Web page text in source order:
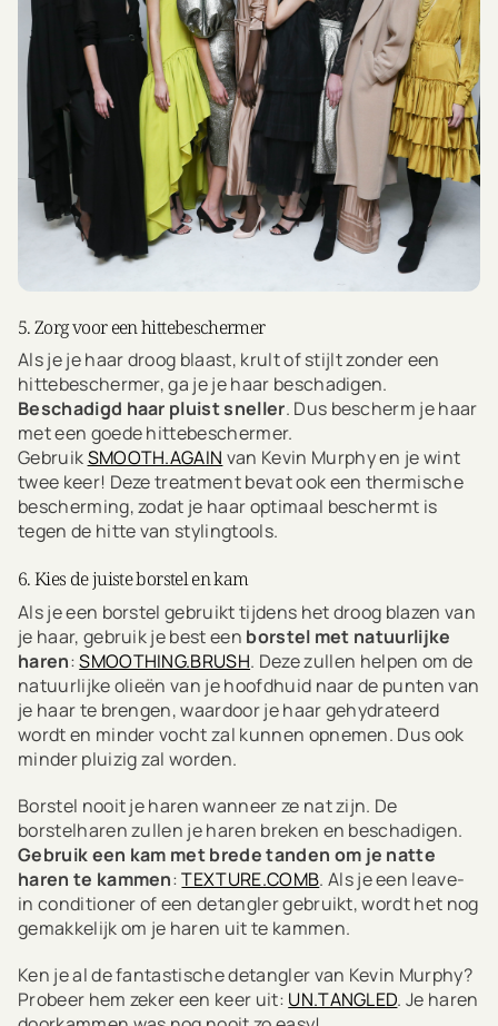
5. Zorg voor een hittebeschermer
Als je je haar droog blaast, krult of stijlt zonder een
hittebeschermer, ga je je haar beschadigen.
Beschadigd haar pluist sneller. Dus bescherm je haar
met een goede hittebeschermer.
GebruikSMOOTH.AGAIN van Kevin Murphy en je wint
twee keer! Deze treatment bevat ook een thermische
bescherming, zodat je haar optimaal beschermt is
tegen de hitte van stylingtools.
6. Kies de juiste borstel en kam
Als je een borstel gebruikt tijdens het droog blazen van
je haar, gebruik je best een borstel met natuurlijke
haren:SMOOTHING.BRUSH. Deze zullen helpen om de
natuurlijke olieën van je hoofdhuid naar de punten van
je haar te brengen, waardoor je haar gehydrateerd
wordt en minder vocht zal kunnen opnemen. Dus ook
minder pluizig zal worden.
Borstel nooit je haren wanneer ze nat zijn. De
borstelharen zullen je haren breken en beschadigen.
Gebruik een kam met brede tanden om je natte
haren te kammen:TEXTURE.COMB. Als je een leave-
in conditioner of een detangler gebruikt, wordt het nog
gemakkelijk om je haren uit te kammen.
Ken je al de fantastische detangler van Kevin Murphy?
Probeer hem zeker een keer uit: UN.TANGLED. Je haren